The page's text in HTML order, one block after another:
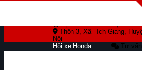
Open: 8:00 - 17:00 (Thứ 2 -
Thôn 3, Xã Tích Giang,
Nội
Hội xe Honda
Tư vấn